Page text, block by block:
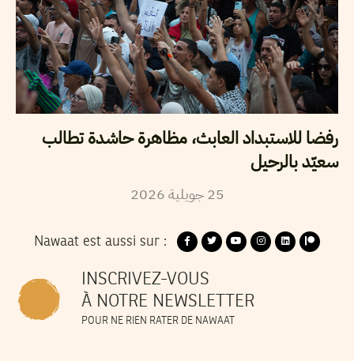
رفضا للاستبداد العابث، مظاهرة حاشدة تطالب
سعيّد بالرحيل
25 جويلية2026
Nawaat est aussi sur :
INSCRIVEZ-VOUS
À NOTRE NEWSLETTER
POUR NE RIEN RATER DE NAWAAT